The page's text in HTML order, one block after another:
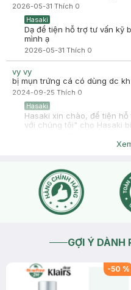
2026-05-31 Thích 0
Hasaki
Dạ để tiện hỗ trợ tư vấn kỹ
mình ạ
2026-05-31 Thích 0
vy vy
bị mụn trứng cá có dùng dc kh
2024-09-25 Thích 0
Hasaki
Hasaki xin chào, để tiện
với chúng tôi" cho Hasaki
GỢI Ý DÀNH
-50 %